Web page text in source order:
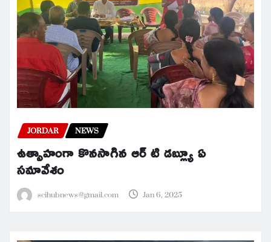
JORDAR NEWS
ఉత్సాహంగా కొనసాగిన ఆర్ టి డబ్ల్యూ ఏ
సమావేశం
scihubnews@gmail.com Jan 6, 2025